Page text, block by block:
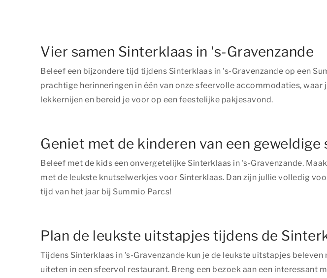
Vier samen Sinterklaas in 's-Gravenzande
Beleef een bijzondere tijd tijdens Sinterklaas in 's-Gravenzande op een
prachtige herinneringen in één van onze sfeervolle accommodaties,
lekkernijen en bereid je voor op een feestelijke pakjesavond.
Geniet met de kinderen van een
Beleef met de kids een onvergetelijke Sinterklaas in 's-Gravenzande.
met de leukste knutselwerkjes voor Sinterklaas. Dan zijn jullie volledig
tijd van het jaar bij Summio Parcs!
Plan de leukste uitstapjes tijdens de
Tijdens Sinterklaas in 's-Gravenzande kun je de leukste uitstapjes
uiteten in een sfeervol restaurant. Breng een bezoek aan een interessant